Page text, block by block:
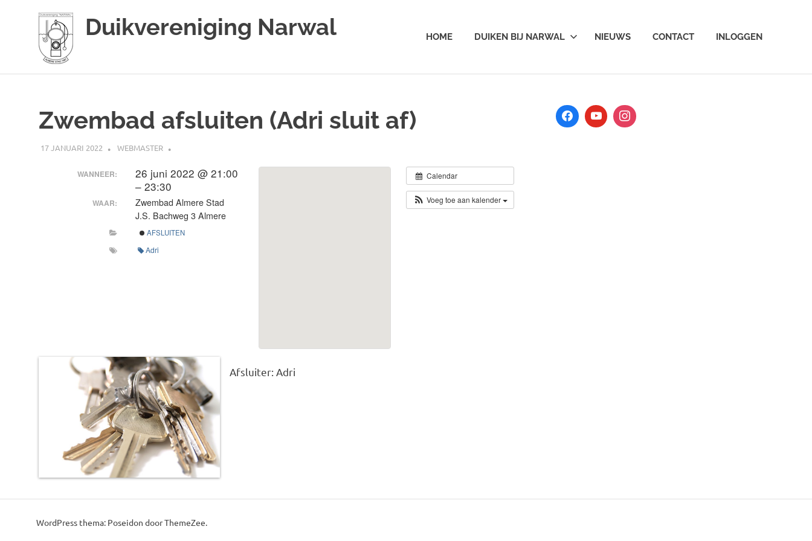
Duikvereniging Narwal HOME DUIKEN BIJ NARWAL NIEUWS CONTACT INLOGGEN
Zwembad afsluiten (Adri sluit af)
17 JANUARI 2022 WEBMASTER
Calendar
Voeg toe aan kalender
WANNEER:
26 juni 2022 @ 21:00
– 23:30
WAAR:
Zwembad Almere Stad
J.S. Bachweg 3 Almere
AFSLUITEN
Adri
Afsluiter: Adri
WordPress thema: Poseidon door ThemeZee.